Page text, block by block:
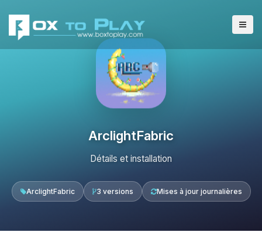
ArclightFabric
Détails et installation
ArclightFabric 3 versions Mises à jour journalières